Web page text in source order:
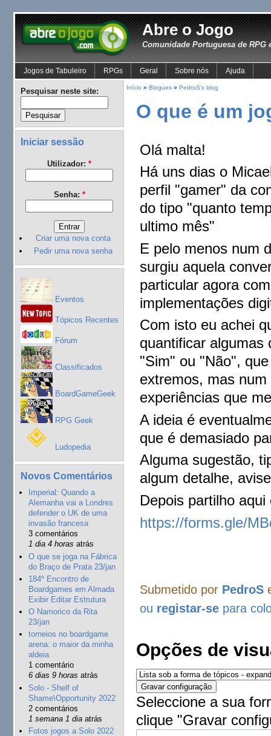
Abre o Jogo
Comunidade Portuguesa de RPG
Jogos de Tabuleiro RPGs Geral Sobre nós Ajuda
Pesquisar neste site:
Iniciar sessão
Utilizador: *
Senha: *
Criar uma nova conta
Pedir uma nova senha
Eventos
Tópicos Recentes
Fórum
Classificados
BoardGameGeek
RPG Geek
Ludopedia
Novos Comentários
Imperial: Quando a
Alemanha vai a Londres
defender o UK de uma
invasão francesa
3 comentários
1 dia 4 horas atrás
O que se joga na Fábrica
do Braço de Prata 23/jan
184º Encontro de
Boardgames em Almada
Exibir Editar Estrutura
O Namorico da Rita
23/jan
torneios no boardgame
arena: o maior da minha
aldeia
1 comentário
6 dias 9 horas atrás
Solo - Shelf of
Shame\Opportunity 2022
2 comentários
1 semana 1 diaatrás
Fotos jogos a Solo 2022
Início » Blogues» PedroS's blog
O que é um
Olá malta!
Há uns dias o
perfil "gamer" da
do tipo "quanto
ultimo mês"
E pelo menos num
surgiu aquela
particular agora
implementações
Com isto eu achei
quantificar algumas
"Sim" ou "Não",
extremos, mas
experiências que
A ideia é
que é demasiado
Alguma sugestão,
algum detalhe,
Depois partilho
https://forms.gle/
Submetido por PedroS
ou registar-se para
Opções de
Seleccione a sua
clique "Gravar